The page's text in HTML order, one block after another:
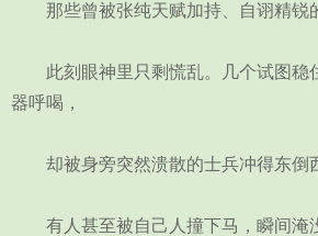
那些曾被张纯天赋加持、自诩精锐
此刻眼神里只剩慌乱。几个试图稳
器呼喝，
却被身旁突然溃散的士兵冲得东倒
有人甚至被自己人撞下马，瞬间淹